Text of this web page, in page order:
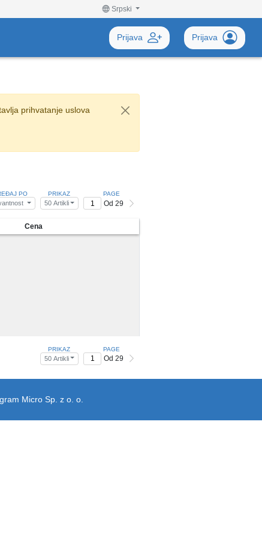
Srpski
Prijava Prijava
prihvatanje uslova
PO PRIKAZ
50 Artikli
PAGE
Od 29
Cena
PRIKAZ
50 Artikli
PAGE
Od 29
Micro Sp. z o. o.